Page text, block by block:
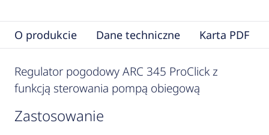
O produkcie Dane techniczne Karta PDF
Regulator pogodowy ARC 345 ProClick z
funkcją sterowania pompą obiegową
zastosowanie